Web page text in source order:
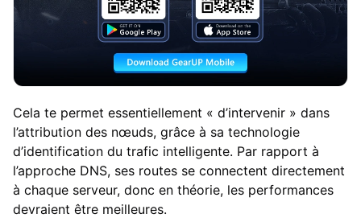
Cela te permet essentiellement « d’intervenir » dans
l’attribution des nœuds, grâce à sa technologie
d’identification du trafic intelligente. Par rapport à
l’approche DNS, ses routes se connectent directement
à chaque serveur, donc en théorie, les performances
devraient être meilleures.